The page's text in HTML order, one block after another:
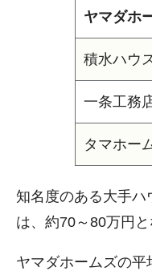
ヤマダホ
積水ハウ
一条工務
タマホー
知名度のある大手ハ
は、約70～80万円と
ヤマダホームズの